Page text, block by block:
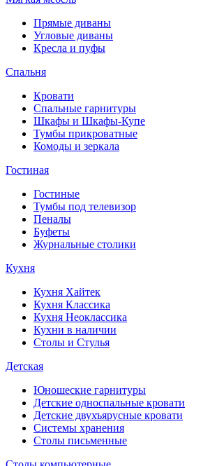
Прямые диваны
Угловые диваны
Кресла и пуфы
Спальня
Кровати
Спальные гарнитуры
Шкафы и Шкафы-Купе
Тумбы прикроватные
Комоды и зеркала
Гостиная
Гостиные
Тумбы под телевизор
Пеналы
Буфеты
Журнальные столики
Кухня
Кухня Хайтек
Кухня Классика
Кухня Неоклассика
Кухни в наличии
Столы и Стулья
Детская
Юношеские гарнитуры
Детские односпальные кровати
Детские двухъярусные кровати
Системы хранения
Столы письменные